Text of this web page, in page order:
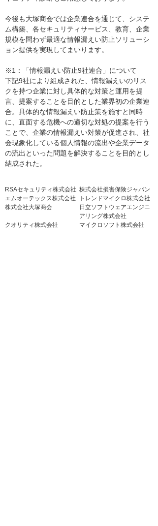
今後も大塚商会では企業連合を通じて、システ
ム構築、各セキュリティサービス、教育、企業
規模を問わず最適な情報漏えい防止ソリューシ
ョン提供を実現してまいります。
※1：「情報漏えい防止9社連合」について
下記9社により組成された、情報漏えいのリス
クを持つ企業に対し具体的な対策と運用を提
言、提案することを目的とした業界初の企業連
合。具体的な情報漏えい防止策を施すと同時
に、直面する危機への適切な対処の提案を行う
ことで、企業の情報漏えい対策が促進され、社
会現象化している個人情報の流出や企業データ
の流出といった問題を解決することを目的とし
結成された。
RSAセキュリティ株式会社 株式会社損害保険ジャパン
エムオーテックス株式会社
トレンドマイクロ株式会社
株式会社大塚商会
日立ソフトウェアエンジニ
アリング株式会社
クオリティ株式会社
マイクロソフト株式会社